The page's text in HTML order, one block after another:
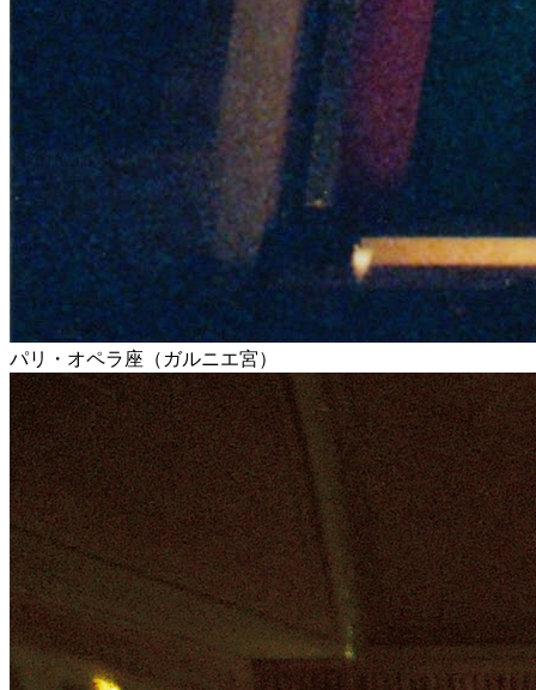
パリ・オペラ座（ガルニエ宮）